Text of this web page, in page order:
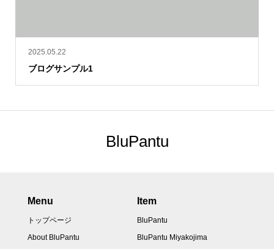
2025.05.22
ブログサンプル1
BluPantu
Menu
トップページ
About BluPantu
Item
BluPantu
BluPantu Miyakojima